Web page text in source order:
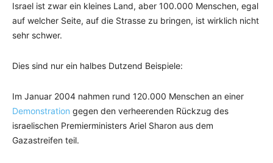
Israel ist zwar ein kleines Land, aber 100.000 Menschen, egal
auf welcher Seite, auf die Strasse zu bringen, ist wirklich nicht
sehr schwer.
Dies sind nur ein halbes Dutzend Beispiele:
Im Januar 2004 nahmen rund 120.000 Menschen an einer
Demonstration gegen den verheerenden Rückzug des
israelischen Premierministers Ariel Sharon aus dem
Gazastreifen teil.